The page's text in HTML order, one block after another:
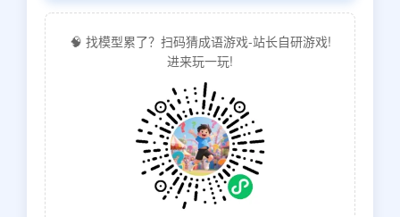
🧠 找模型累了？扫码猜成语游戏-站长自研游戏!
进来玩一玩!